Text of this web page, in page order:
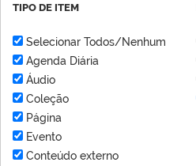
TIPO DE ITEM
Selecionar Todos/Nenhum
Agenda Diária
Áudio
Coleção
Página
Evento
Conteúdo externo